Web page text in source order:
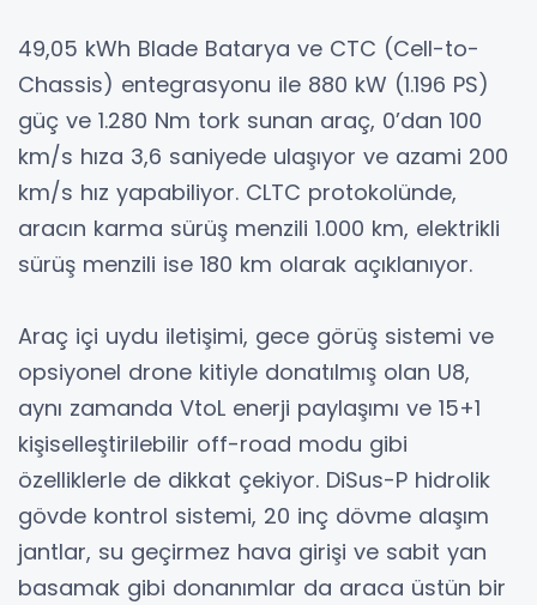
49,05 kWh Blade Batarya ve CTC (Cell-to-
Chassis) entegrasyonu ile 880 kW (1.196 PS)
güç ve 1.280 Nm tork sunan araç, 0’dan 100
km/s hıza 3,6 saniyede ulaşıyor ve azami 200
km/s hız yapabiliyor. CLTC protokolünde,
aracın karma sürüş menzili 1.000 km, elektrikli
sürüş menzili ise 180 km olarak açıklanıyor.
Araç içi uydu iletişimi, gece görüş sistemi ve
opsiyonel drone kitiyle donatılmış olan U8,
aynı zamanda VtoL enerji paylaşımı ve 15+1
kişiselleştirilebilir off-road modu gibi
özelliklerle de dikkat çekiyor. DiSus-P hidrolik
gövde kontrol sistemi, 20 inç dövme alaşım
jantlar, su geçirmez hava girişi ve sabit yan
basamak gibi donanımlar da araca üstün bir